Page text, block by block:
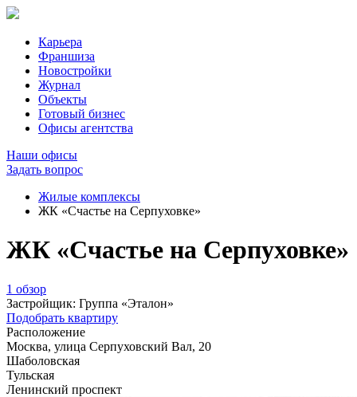
Карьера
Франшиза
Новостройки
Журнал
Объекты
Готовый бизнес
Офисы агентства
Наши офисы
Задать вопрос
Жилые комплексы
ЖК «Счастье на Серпуховке»
ЖК «Счастье на Серпуховке»
1 обзор
Застройщик: Группа «Эталон»
Подобрать квартиру
Расположение
Москва, улица Серпуховский Вал, 20
Шаболовская
Тульская
Ленинский проспект